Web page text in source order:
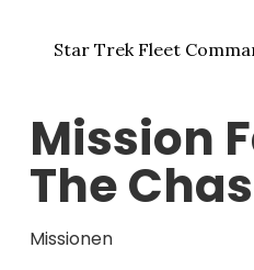
HauptinhaltStar Trek Fleet
Mission
The
Missionen